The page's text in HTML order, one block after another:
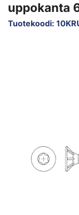
uppokanta
Tuotekoodi: